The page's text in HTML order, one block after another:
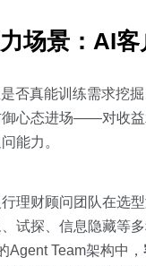
场景：AI客
否真能训练需求挖
心态进场——对收益
能力。
理财顾问团队在选
试探、信息隐藏等
Agent Team架构中，